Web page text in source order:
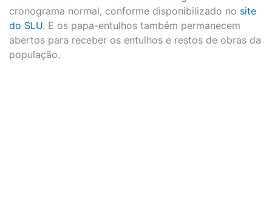
cronograma normal, conforme disponibilizado no site
do SLU. E os papa-entulhos também permanecem
abertos para receber os entulhos e restos de obras da
população.